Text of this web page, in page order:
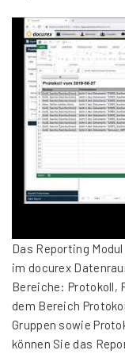
Das Reporting
im docurex
Bereiche: Protokoll,
dem Bereich
Gruppen sowie
können Sie das